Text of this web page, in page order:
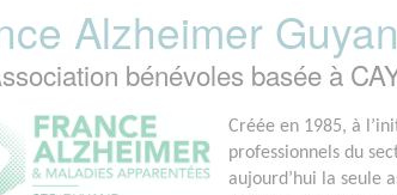
Alzheimer
bénévoles basée à
Créée en 1985, à
professionnels du
aujourd’hui la seule